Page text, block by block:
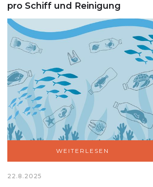
pro Schiff und Reinigung
WEITERLESEN
22.8.2025